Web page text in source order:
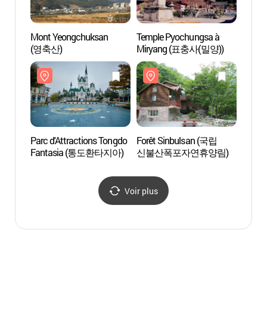
Mont Yeongchuksan
(영축산)
Temple Pyochungsa à
Miryang (표충사(밀양))
Parc d'Attractions Tongdo
Fantasia (통도환타지아)
Forêt Sinbulsan (국립
신불산폭포자연휴양림)
Voir plus